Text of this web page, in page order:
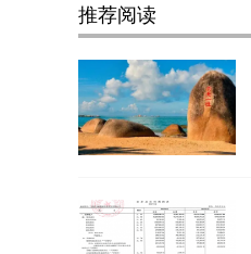
推荐阅读